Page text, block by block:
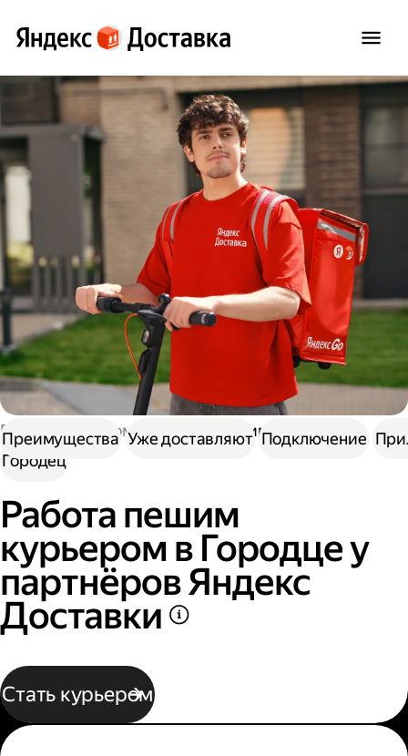
Работа курьером
Работа пешим курьером
Городец
Работа пешим
курьером в Городце у
партнёров Яндекс
Доставки
Стать курьером
Преимущества Уже доставляют Подключение